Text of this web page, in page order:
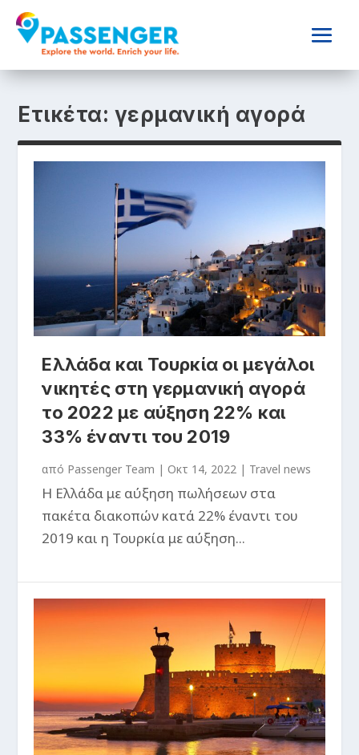
Ετικέτα: γερμανική αγορά
Ελλάδα και Τουρκία οι μεγάλοι
νικητές στη γερμανική αγορά
το 2022 με αύξηση 22% και
33% έναντι του 2019
από Passenger Team |Οκτ 14, 2022 | Travel news
Η Ελλάδα με αύξηση πωλήσεων στα
πακέτα διακοπών κατά 22% έναντι του
2019 και η Τουρκία με αύξηση...